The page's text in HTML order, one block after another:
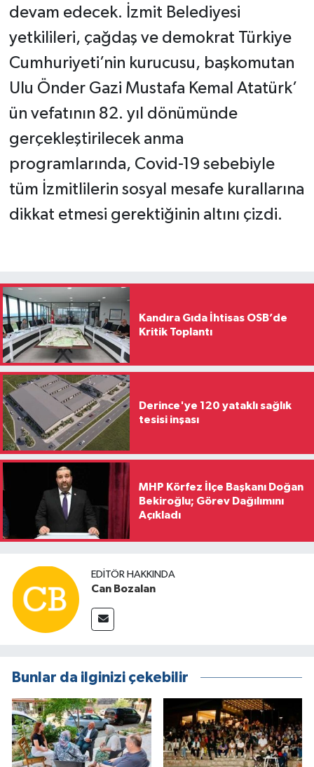
devam edecek. İzmit Belediyesi
yetkilileri, çağdaş ve demokrat Türkiye
Cumhuriyeti’nin kurucusu, başkomutan
Ulu Önder Gazi Mustafa Kemal Atatürk’
ün vefatının 82. yıl dönümünde
gerçekleştirilecek anma
programlarında, Covid-19 sebebiyle
tüm İzmitlilerin sosyal mesafe kurallarına
dikkat etmesi gerektiğinin altını çizdi.
Kandıra Gıda İhtisas OSB’de
Kritik Toplantı
Derince'ye 120 yataklı sağlık
tesisi inşası
MHP Körfez İlçe Başkanı Doğan
Bekiroğlu; Görev Dağılımını
Açıkladı
EDITÖR HAKKINDA
Can Bozalan
Bunlar da ilginizi çekebilir